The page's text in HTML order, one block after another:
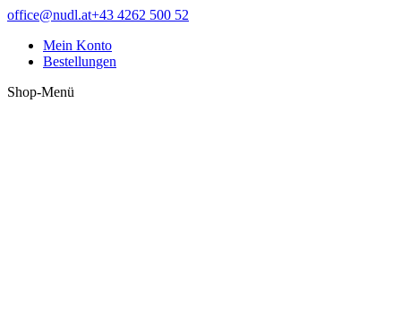
Zum
springen
Facebook
opens
window
office@nudl.at+43 4262 500 52
Mein Konto
Bestellungen
Shop-Menü